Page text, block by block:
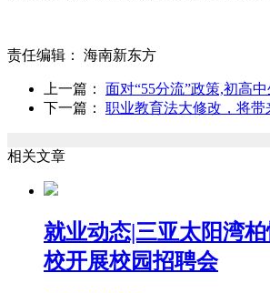
责任编辑： 海南新东方
上一篇： 面对“55分流”政策,初高
下一篇： 职业教育法大修改，将带
相关文章
就业动态|三亚太阳湾
校开展校园招聘会